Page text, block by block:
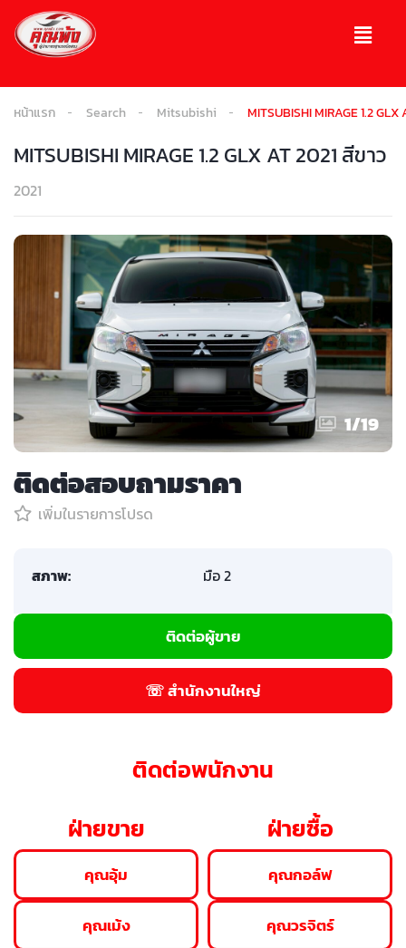
หน้าแรก Search Mitsubishi MITSUBISHI MIRAGE 1.2
MITSUBISHI MIRAGE 1.2 GLX AT 2021 สีขาว
2021
1/19
ติดต่อสอบถามราคา
เพิ่มในรายการโปรด
สภาพ: มือ 2
ติดต่อผู้ขาย
☏ สำนักงานใหญ่
ติดต่อพนักงาน
ฝ่ายขาย
คุณอุ้ม
คุณเม้ง
ฝ่ายซื้อ
คุณกอล์ฟ
คุณวรจิตร์